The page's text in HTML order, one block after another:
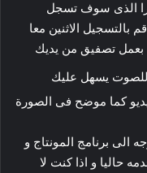
الذى سوف تسجل
بالتسجيل الاثنين معا
بعمل تصفيق من يديك
يسهل عليك
كما موضح فى الصورة
الى برنامج المونتاج و
حاليا و اذا كنت لا